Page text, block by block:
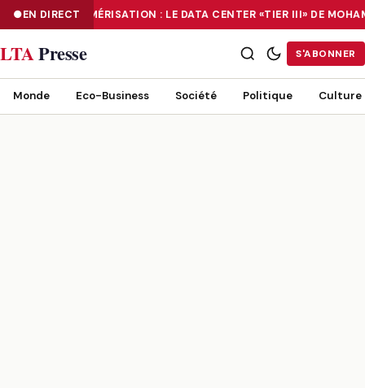
EN DIRECTNUMÉRISATION : LE DATA CENTER «TIER III» DE
NUMÉRISATION : LE DATA CENTER «TIER III» DE MOHAMMADIA, UN
LTAPresse S'ABONNER
Monde Eco-Business Société Politique Culture